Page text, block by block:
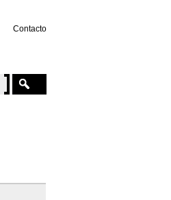
Contacto